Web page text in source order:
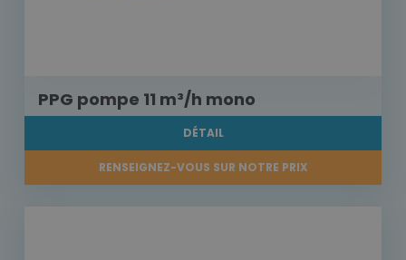
PPG pompe 11 m³/h mono
DÉTAIL
RENSEIGNEZ-VOUS SUR NOTRE PRIX